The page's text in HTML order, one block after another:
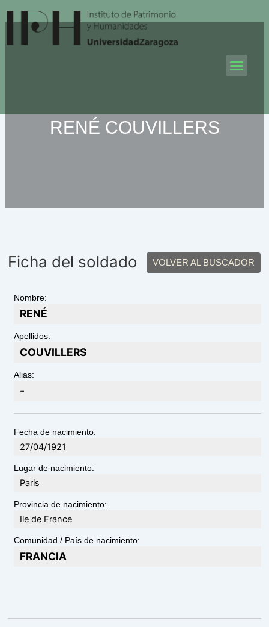
al
contenido
RENÉ COUVILLERS
Ficha del soldado VOLVER AL BUSCADOR
Nombre:
RENÉ
Apellidos:
COUVILLERS
Alias:
-
Fecha de nacimiento:
27/04/1921
Lugar de nacimiento:
Paris
Provincia de nacimiento:
Ile de France
Comunidad / País de nacimiento:
FRANCIA